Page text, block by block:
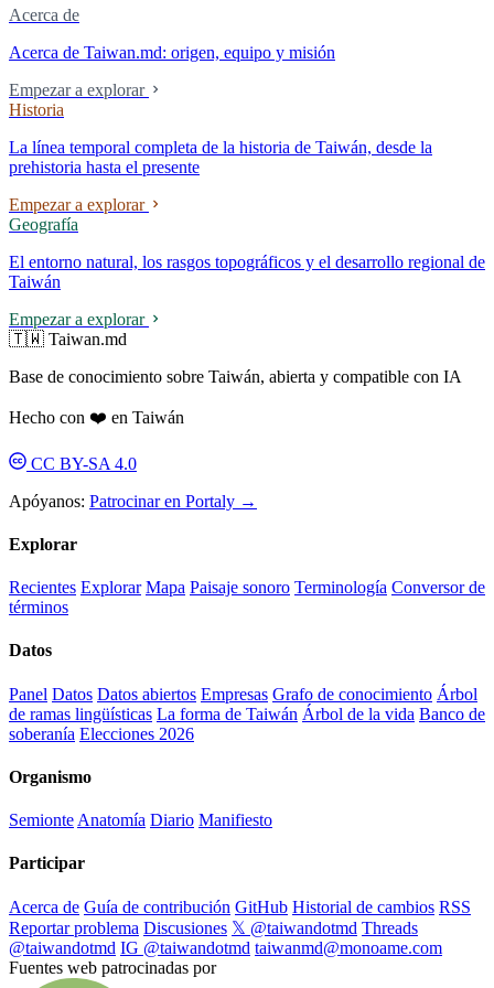
Acerca de
Acerca de Taiwan.md: origen, equipo y misión
Empezar a explorar
Historia
La línea temporal completa de la historia de Taiwán, desde la
prehistoria hasta el presente
Empezar a explorar
Geografía
El entorno natural, los rasgos topográficos y el desarrollo regional de
Taiwán
Empezar a explorar
🇹🇼 Taiwan.md
Base de conocimiento sobre Taiwán, abierta y compatible con IA
Hecho con ❤️ en Taiwán
CC BY-SA 4.0
Apóyanos: Patrocinar en Portaly →
Explorar
Recientes Explorar Mapa Paisaje sonoro Terminología Conversor de
términos
Datos
Panel Datos Datos abiertos Empresas Grafo de conocimiento Árbol
de ramas lingüísticas La forma de Taiwán Árbol de la vida Banco de
soberanía Elecciones 2026
Organismo
Semionte Anatomía Diario Manifiesto
Participar
Acerca de Guía de contribución GitHub Historial de cambios RSS
Reportar problema Discusiones 𝕏 @taiwandotmd Threads
@taiwandotmd IG @taiwandotmd taiwanmd@monoame.com
Fuentes web patrocinadas por